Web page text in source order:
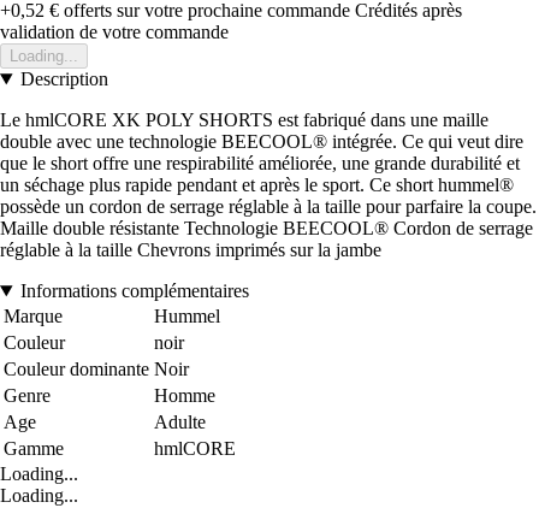
+0,52 € offerts sur votre prochaine commande Crédités après
validation de votre commande
Loading...
Description
Le hmlCORE XK POLY SHORTS est fabriqué dans une maille
double avec une technologie BEECOOL® intégrée. Ce qui veut dire
que le short offre une respirabilité améliorée, une grande durabilité et
un séchage plus rapide pendant et après le sport. Ce short hummel®
possède un cordon de serrage réglable à la taille pour parfaire la coupe.
Maille double résistante Technologie BEECOOL® Cordon de serrage
réglable à la taille Chevrons imprimés sur la jambe
Informations complémentaires
Marque
Hummel
Couleur
noir
Couleur dominante Noir
Genre
Homme
Age
Adulte
Gamme
hmlCORE
Loading...
Loading...